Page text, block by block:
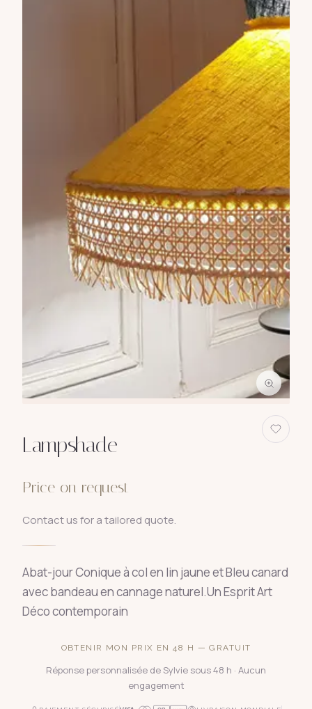
Lampshade
Price on request
Contact us for a tailored quote.
Abat-jour Conique à col en lin jaune et Bleu canard
avec bandeau en cannage naturel.Un Esprit Art
Déco contemporain
OBTENIR MON PRIX EN 48 H — GRATUIT
Réponse personnalisée de Sylvie sous 48 h · Aucun
engagement